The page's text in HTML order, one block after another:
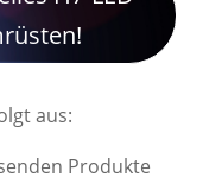
aus:
Produkte